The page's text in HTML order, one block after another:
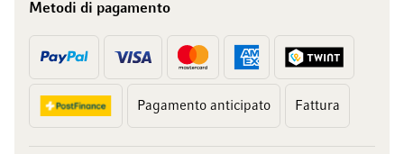
Metodi di pagamento
Pagamento anticipato Fattura